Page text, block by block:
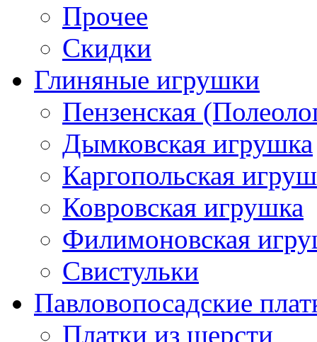
Прочее
Скидки
Глиняные игрушки
Пензенская
Дымковская игрушка
Каргопольская
Ковровская игрушка
Филимоновская
Свистульки
Павловопосадские
Платки из шерсти